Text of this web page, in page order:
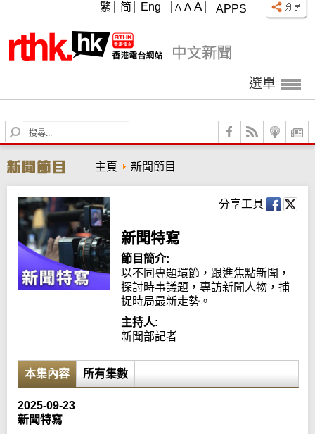
APPS
A A A
繁 简 Eng
選單
S
e
r
c
h
主頁 新聞節目
分享工具
新聞特寫
節目簡介:
以不同專題環節，跟進焦點新聞，
探討時事議題，專訪新聞人物，捕
捉時局最新走勢。
主持人:
新聞部記者
本集內容 所有集數
2025-09-23
新聞特寫